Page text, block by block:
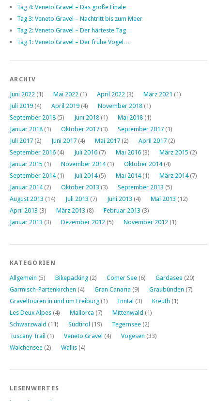
Tag 4: Veneto Gravel – Das große Finale
Tag 3: Veneto Gravel – Nachtritt bis zum Meer
Tag 2: Veneto Gravel – Der härteste Tag
Tag 1: Veneto Gravel – Der frühe Vogel…
ARCHIV
Juni 2022 (1) Mai 2022 (1) April 2022 (3) März 2021 (1)
Juli 2019 (4) April 2019 (4) November 2018 (1)
September 2018 (5) Juni 2018 (1) Mai 2018 (1)
Januar 2018 (1) Oktober 2017 (3) September 2017 (1)
Juli 2017 (2) Juni 2017 (4) Mai 2017 (2) April 2017 (2)
September 2016 (4) Juli 2016 (7) Mai 2016 (3) März 2015 (2)
Januar 2015 (1) November 2014(1) Oktober 2014(4)
September 2014(1) Juli 2014(5) Mai 2014(1) März 2014(7)
Januar 2014(2) Oktober 2013 (3) September 2013 (5)
August 2013 (14) Juli 2013 (7) Juni 2013 (4) Mai 2013 (12)
April 2013 (3) März 2013 (8) Februar 2013 (3)
Januar 2013 (3) Dezember 2012 (5) November 2012 (1)
KATEGORIEN
Allgemein (5) Bikepacking (2) Comer See (6) Gardasee (20)
Garmisch-Partenkirchen (4) Gran Canaria (9) Graubünden (7)
Graveltouren in und um Freiburg (1) Inntal (3) Kreuth (1)
Les Deux Alpes (4) Mallorca (7) Mittenwald (1)
Schwarzwald (11) Südtirol (19) Tegernsee (2)
Tuscany Trail (1) Veneto Gravel (4) Vogesen (33)
Walchensee (2) Wallis (4)
LESENWERTES